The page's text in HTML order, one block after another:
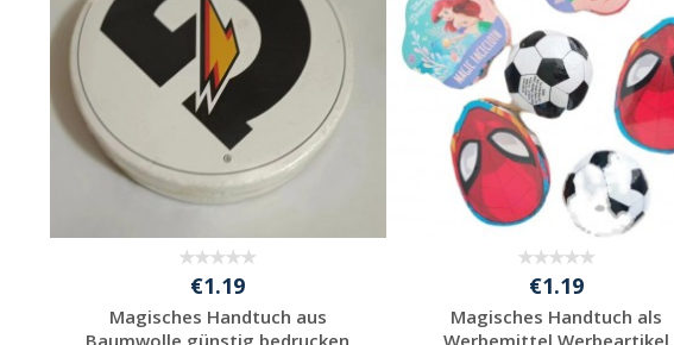
€1.19
Magisches Handtuch aus
Baumwolle günstig bedrucken
€1.19
Magisches Handtuch als
Werbemittel Werbeartikel